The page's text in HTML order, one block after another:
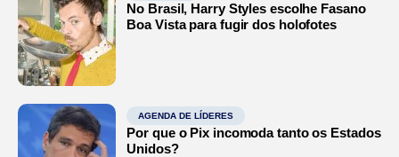
No Brasil, Harry Styles escolhe Fasano
Boa Vista para fugir dos holofotes
AGENDA DE LÍDERES
Por que o Pix incomoda tanto os Estados
Unidos?